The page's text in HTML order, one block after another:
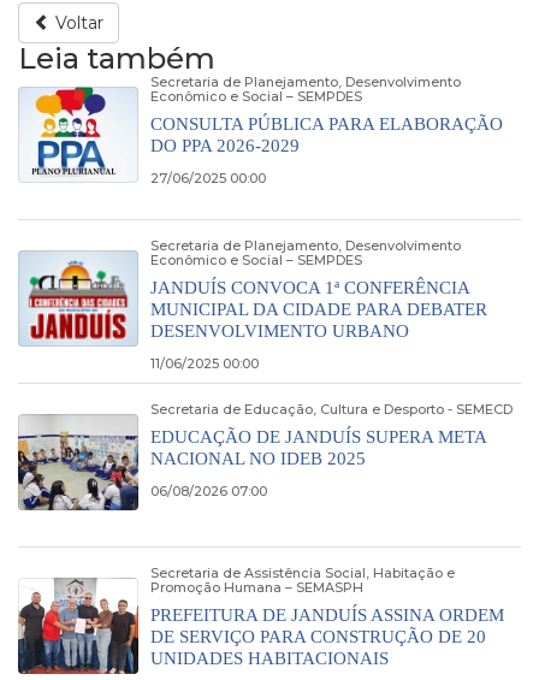
Voltar
Leia também
Secretaria de Planejamento, Desenvolvimento
Econômico e Social – SEMPDES
CONSULTA PÚBLICA PARA ELABORAÇÃO
DO PPA 2026-2029
27/06/2025 00:00
Secretaria de Planejamento, Desenvolvimento
Econômico e Social – SEMPDES
JANDUÍS CONVOCA 1ª CONFERÊNCIA
MUNICIPAL DA CIDADE PARA DEBATER
DESENVOLVIMENTO URBANO
11/06/2025 00:00
Secretaria de Educação, Cultura e Desporto - SEMECD
EDUCAÇÃO DE JANDUÍS SUPERA META
NACIONAL NO IDEB 2025
06/08/2026 07:00
Secretaria de Assistência Social, Habitação e
Promoção Humana – SEMASPH
PREFEITURA DE JANDUÍS ASSINA ORDEM
DE SERVIÇO PARA CONSTRUÇÃO DE 20
UNIDADES HABITACIONAIS